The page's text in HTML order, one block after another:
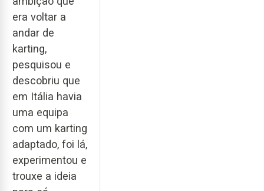
era voltar a
andar de
karting,
pesquisou e
descobriu que
em Itália havia
uma equipa
com um karting
adaptado, foi lá,
experimentou e
trouxe a ideia